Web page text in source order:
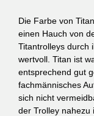
Die Farbe von
einen Hauch von
Titantrolleys durch
wertvoll. Titan ist
entsprechend gut
fachmännisches
sich nicht
der Trolley nahezu